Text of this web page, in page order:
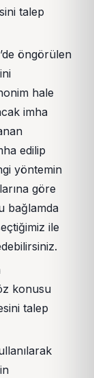
talep
öngörülen
hale
imha
edilip
yöntemin
göre
bağlamda
ile
konusu
talep